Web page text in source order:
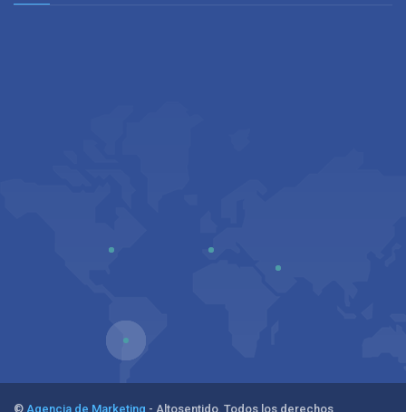
© Agencia de Marketing - Altosentido. Todos los derechos